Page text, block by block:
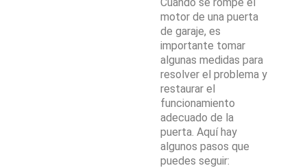
motor de una puerta
de garaje, es
importante tomar
algunas medidas para
resolver el problema y
restaurar el
funcionamiento
adecuado de la
puerta. Aquí hay
algunos pasos que
puedes seguir: